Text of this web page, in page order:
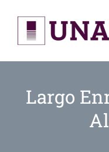
content
Largo